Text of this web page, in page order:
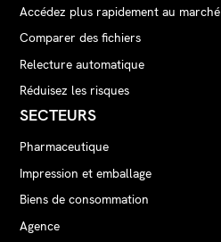
Accédez plus rapidement au marché
Comparer des fichiers
Relecture automatique
Réduisez les risques
SECTEURS
Pharmaceutique
Impression et emballage
Biens de consommation
Agence